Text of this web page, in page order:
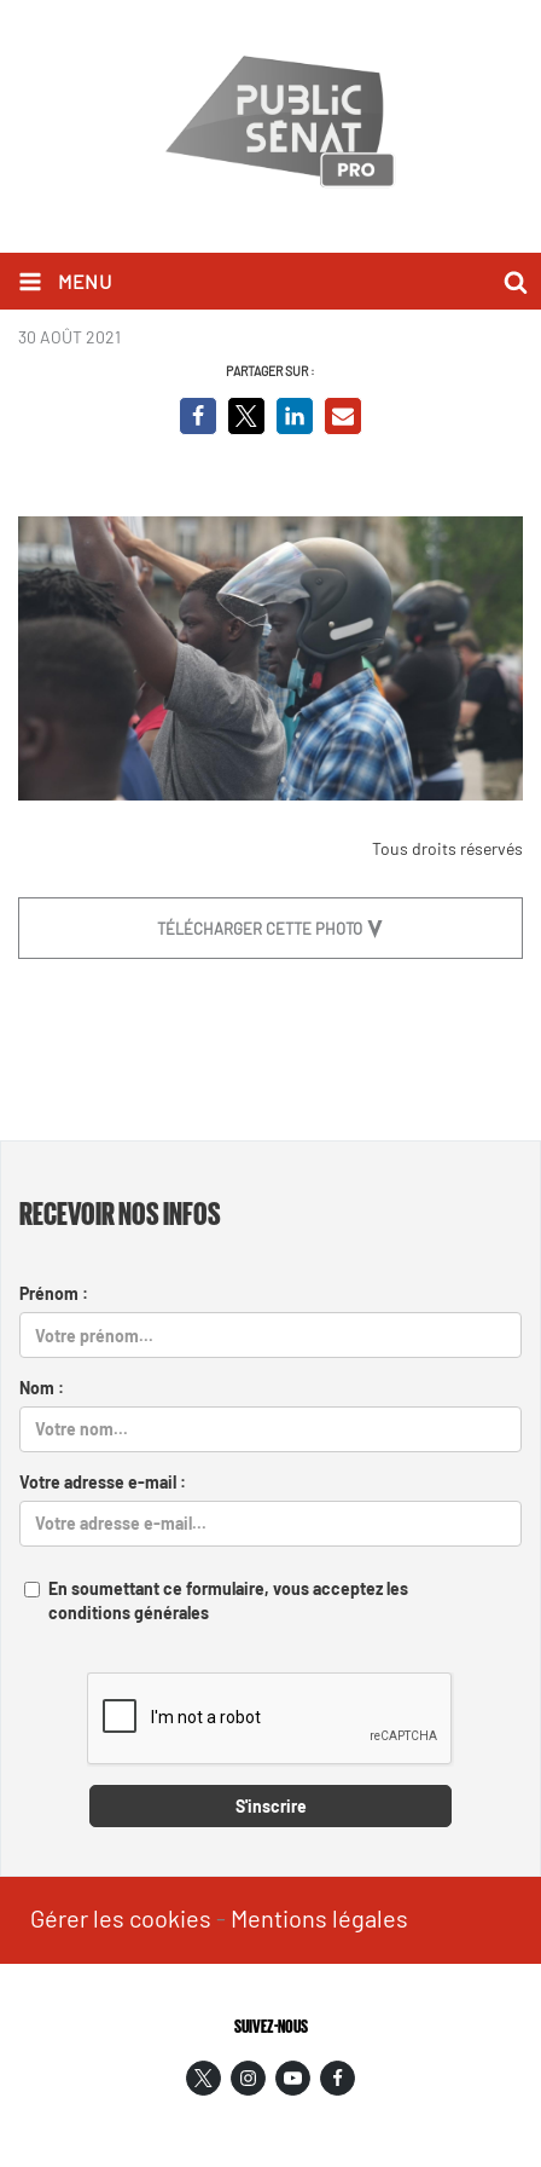
MENU
L'argent d'Uber
30 AOÛT 2021
PARTAGER SUR :
Tous droits réservés
TÉLÉCHARGER CETTE PHOTO
RECEVOIR NOS INFOS
Prénom :
Nom :
Votre adresse e-mail :
En soumettant ce formulaire, vous acceptez les
conditions générales
S'inscrire
Gérer les cookies - Mentions légales
SUIVEZ-NOUS